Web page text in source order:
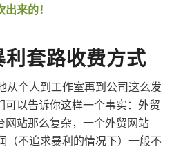
来的！
套路收费方式
从个人到工作室再到公司这么发
可以告诉你这样一个事实：外贸
网站那么复杂，一个外贸网站
（不追求暴利的情况下）一般不